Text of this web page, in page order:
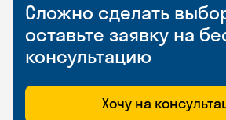
Сложно сделать
оставьте заявку на
консультацию
Хочу на